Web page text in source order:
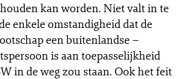
kan worden. Niet valt in te
enkele omstandigheid dat de
een buitenlandse –
is aan toepasselijkheid
in de weg zou staan. Ook het feit